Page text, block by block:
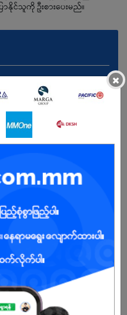
ောနိုင်သူကို ဦးစားပေးမည်။
×